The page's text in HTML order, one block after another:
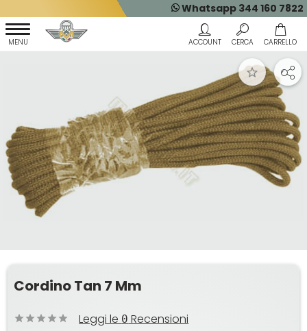
Whatsapp 344 160 7822
Cordino Tan 7 Mm
Leggi le 0 Recensioni